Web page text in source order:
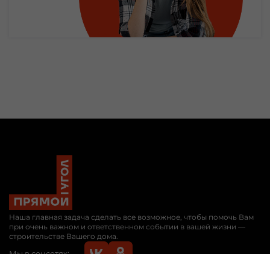
Наша главная задача сделать все возможное, чтобы помочь Вам
при очень важном и ответственном событии в вашей жизни —
строительстве Вашего дома.